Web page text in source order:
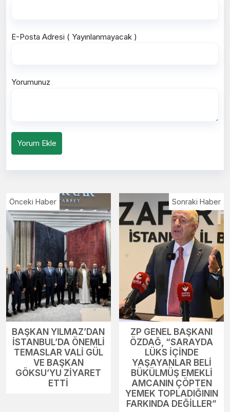
E-Posta Adresi ( Yayınlanmayacak )
Yorumunuz
Yorum Ekle
Önceki Haber
BAŞKAN YILMAZ’DAN
İSTANBUL’DA ÖNEMLİ
TEMASLAR VALİ GÜL
VE BAŞKAN
GÖKSU’YU ZİYARET
ETTİ
Sonraki Haber
ZP GENEL BAŞKANI
ÖZDAĞ, “SARAYDA
LÜKS İÇİNDE
YAŞAYANLAR BELİ
BÜKÜLMÜŞ EMEKLİ
AMCANIN ÇÖPTEN
YEMEK TOPLADIĞININ
FARKINDA DEĞİLLER”